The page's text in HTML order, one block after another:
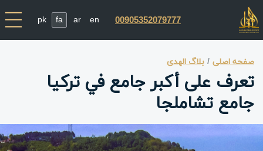
00905352079777
en
ar
fa
pk
صفحه اصلی بلاگ الهدی
تعرف على أكبر جامع في تركيا
جامع تشاملجا